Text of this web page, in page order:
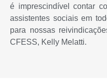
é imprescindível contar
assistentes sociais em
para nossas
CFESS, Kelly Melatti.